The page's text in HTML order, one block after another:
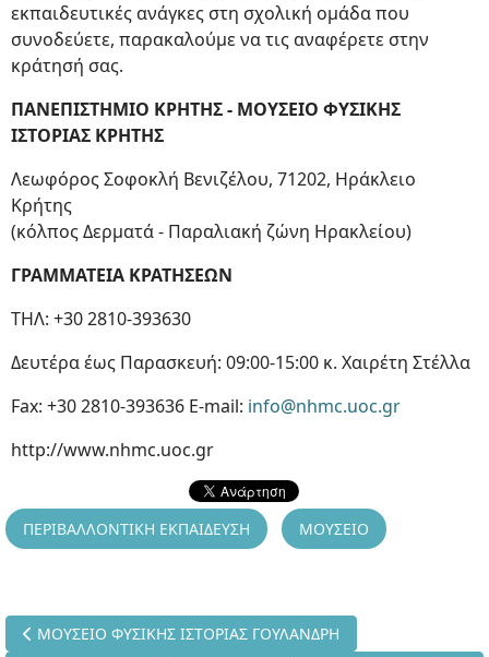
εκπαιδευτικές ανάγκες στη σχολική ομάδα που
συνοδεύετε, παρακαλούμε να τις αναφέρετε στην
κράτησή σας.
ΠΑΝΕΠΙΣΤΗΜΙΟ ΚΡΗΤΗΣ - ΜΟΥΣΕΙΟ ΦΥΣΙΚΗΣ
ΙΣΤΟΡΙΑΣ ΚΡΗΤΗΣ
Λεωφόρος Σοφοκλή Βενιζέλου, 71202, Ηράκλειο
Κρήτης
(κόλπος Δερματά - Παραλιακή ζώνη Ηρακλείου)
ΓΡΑΜΜΑΤΕΙΑ ΚΡΑΤΗΣΕΩΝ
ΤΗΛ: +30 2810-393630
Δευτέρα έως Παρασκευή: 09:00-15:00 κ. Χαιρέτη Στέλλα
Fax: +30 2810-393636 Ε-mail: info@nhmc.uoc.gr
http://www.nhmc.uoc.gr
ΠΕΡΙΒΑΛΛΟΝΤΙΚΗ ΕΚΠΑΙΔΕΥΣΗ ΜΟΥΣΕΙΟ
Προηγούμενο άρθρο: ΜΟΥΣΕΙΟ ΦΥΣΙΚΗΣ ΙΣΤΟΡΙΑΣ ΓΟΥΛΑΝΔΡΗ
ΜΟΥΣΕΙΟ ΦΥΣΙΚΗΣ ΙΣΤΟΡΙΑΣ ΓΟΥΛΑΝΔΡΗ